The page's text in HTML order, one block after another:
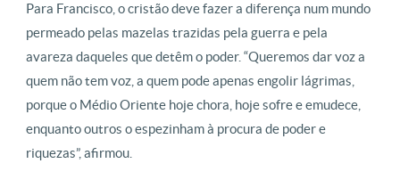
Para Francisco, o cristão deve fazer a diferença num mundo
permeado pelas mazelas trazidas pela guerra e pela
avareza daqueles que detêm o poder. “Queremos dar voz a
quem não tem voz, a quem pode apenas engolir lágrimas,
porque o Médio Oriente hoje chora, hoje sofre e emudece,
enquanto outros o espezinham à procura de poder e
riquezas”, afirmou.